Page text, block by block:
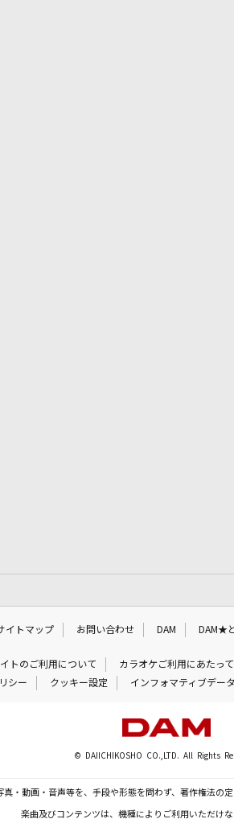
イトマップ お問い合わせ DAM DAM★
トのご利用について カラオケご利用にあたっ
シー クッキー設定 インフォマティブデー
© DAIICHIKOSHO CO.,LTD. All Rights
・動画・音声等を、手段や形態を問わず、著作権法の
楽曲及びコンテンツは、機種によりご利用いただけな